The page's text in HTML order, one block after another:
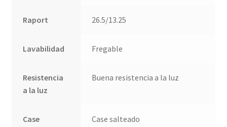
Raport 26.5/13.25
Lavabilidad Fregable
Resistencia
a la luz
Buena resistencia a la luz
Case Case salteado